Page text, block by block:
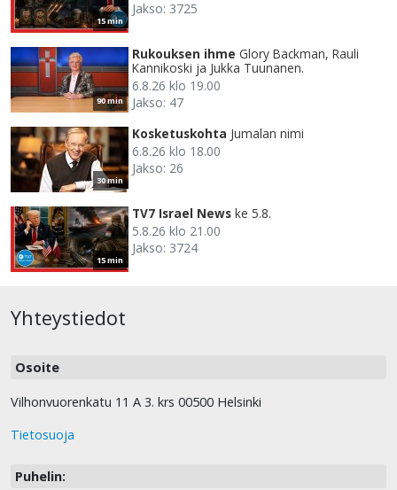
15 min
Jakso: 3725
90 min
Rukouksen ihme Glory Backman, Rauli
Kannikoski ja Jukka Tuunanen.
6.8.26 klo 19.00
Jakso: 47
30 min
Kosketuskohta Jumalan nimi
6.8.26 klo 18.00
Jakso: 26
15 min
TV7 Israel News ke 5.8.
5.8.26 klo 21.00
Jakso: 3724
Yhteystiedot
Osoite
Vilhonvuorenkatu 11 A 3. krs 00500 Helsinki
Tietosuoja
Puhelin: